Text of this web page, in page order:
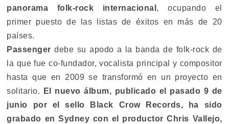
panorama folk-rock internacional , ocupando el
primer puesto de las listas de éxitos en más de 20
países.
Passenger debe su apodo a la banda de folk-rock de
la que fue co-fundador, vocalista principal y compositor
hasta que en 2009 se transformó en un proyecto en
solitario.
El nuevo álbum, publicado el pasado 9 de
junio por el sello Black Crow Records, ha sido
grabado en Sydney con el productor Chris Vallejo,